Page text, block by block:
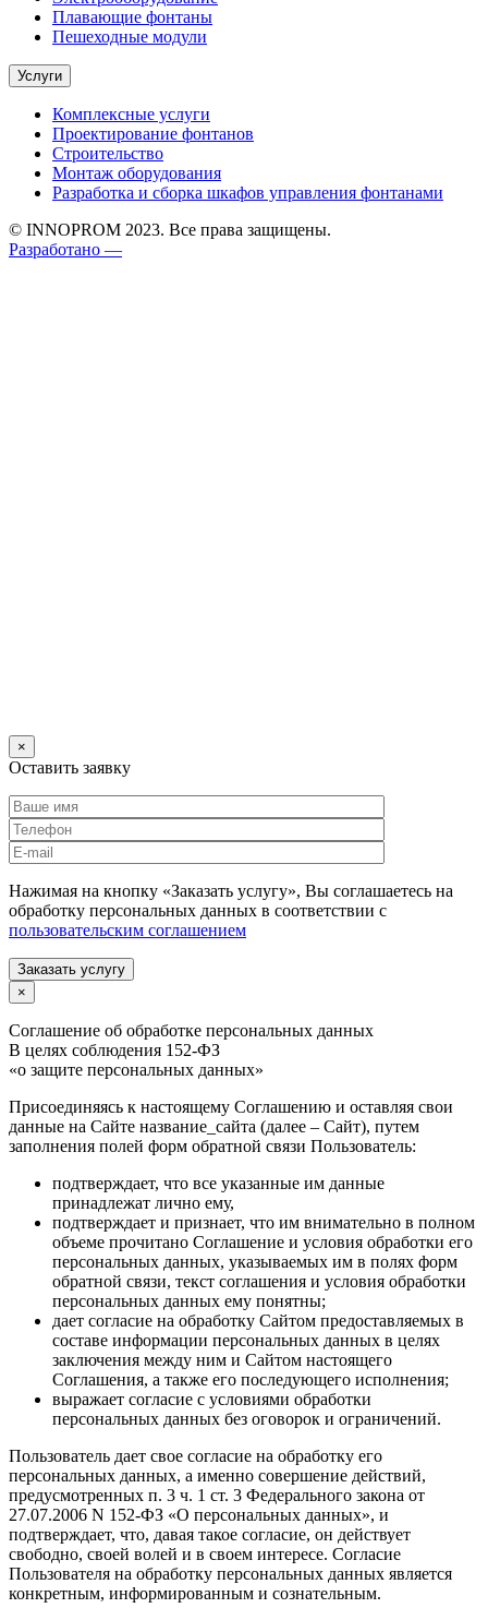
Плавающие фонтаны
Пешеходные модули
Услуги
Комплексные услуги
Проектирование фонтанов
Строительство
Монтаж оборудования
Разработка и сборка шкафов управления фонтанами
© INNOPROM 2023. Все права защищены.
Разработано —
×
Оставить заявку
Нажимая на кнопку «Заказать услугу», Вы соглашаетесь на
обработку персональных данных в соответствии с
пользовательским соглашением
Заказать услугу
×
Соглашение об обработке персональных данных
В целях соблюдения 152-ФЗ
«о защите персональных данных»
Присоединяясь к настоящему Соглашению и оставляя свои
данные на Сайте название_сайта (далее – Сайт), путем
заполнения полей форм обратной связи Пользователь:
подтверждает, что все указанные им данные
принадлежат лично ему,
подтверждает и признает, что им внимательно в полном
объеме прочитано Соглашение и условия обработки его
персональных данных, указываемых им в полях форм
обратной связи, текст соглашения и условия обработки
персональных данных ему понятны;
дает согласие на обработку Сайтом предоставляемых в
составе информации персональных данных в целях
заключения между ним и Сайтом настоящего
Соглашения, а также его последующего исполнения;
выражает согласие с условиями обработки
персональных данных без оговорок и ограничений.
Пользователь дает свое согласие на обработку его
персональных данных, а именно совершение действий,
предусмотренных п. 3 ч. 1 ст. 3 Федерального закона от
27.07.2006 N 152-ФЗ «О персональных данных», и
подтверждает, что, давая такое согласие, он действует
свободно, своей волей и в своем интересе. Согласие
Пользователя на обработку персональных данных является
конкретным, информированным и сознательным.